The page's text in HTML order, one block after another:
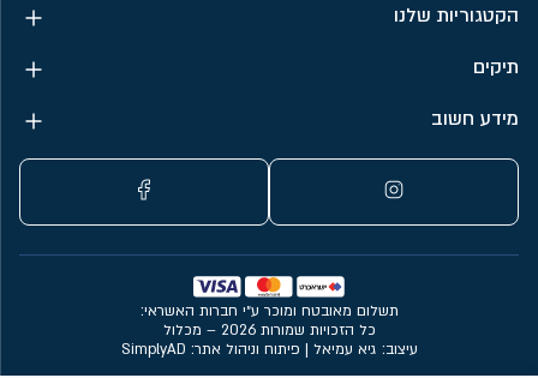
הקטגוריות שלנו
תיקים
מידע חשוב
עיצוב: גיא עמיאל | פיתוח וניהול אתר: SimplyAD
תשלום מאובטח ומוכר ע״י חברות האשראי:
כל הזכויות שמורות 2026 – מכלול